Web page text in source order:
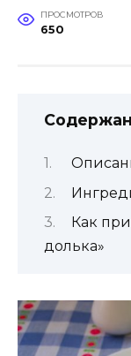
ПРОСМОТРОВ
650
Как
долька»